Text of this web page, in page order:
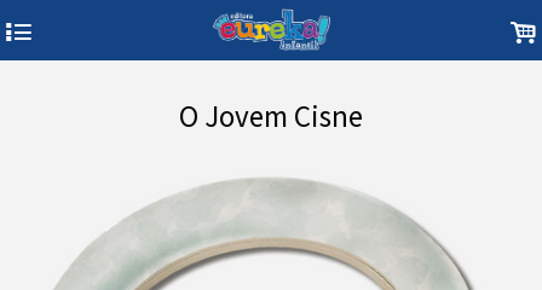
4 .
O Jovem Cisne